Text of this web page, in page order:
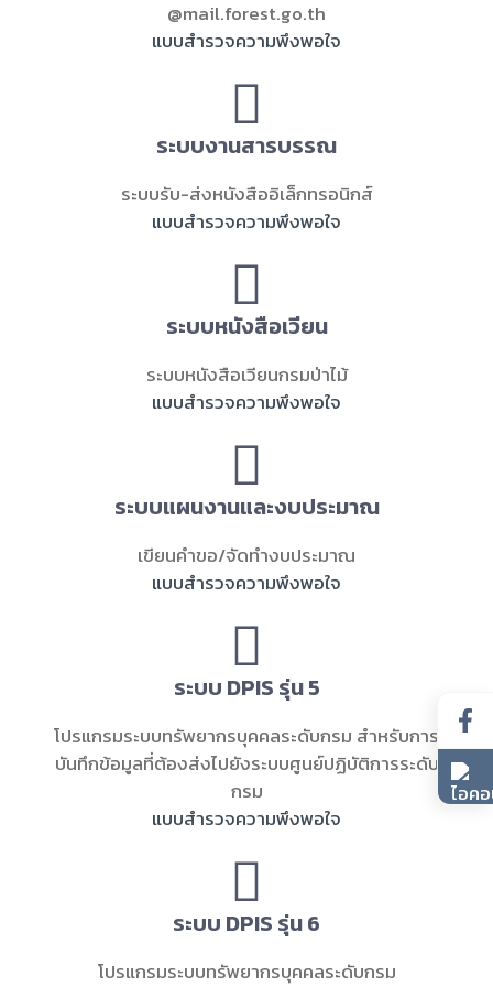
@mail.forest.go.th
แบบสำรวจความพึงพอใจ
ระบบงานสารบรรณ
ระบบรับ-ส่งหนังสืออิเล็กทรอนิกส์
แบบสำรวจความพึงพอใจ
ระบบหนังสือเวียน
ระบบหนังสือเวียนกรมป่าไม้
แบบสำรวจความพึงพอใจ
ระบบแผนงานและงบประมาณ
เขียนคำขอ/จัดทำงบประมาณ
แบบสำรวจความพึงพอใจ
ระบบ DPIS รุ่น 5
โปรแกรมระบบทรัพยากรบุคคลระดับกรม สำหรับการ
บันทึกข้อมูลที่ต้องส่งไปยังระบบศูนย์ปฏิบัติการระดับ
กรม
แบบสำรวจความพึงพอใจ
ระบบ DPIS รุ่น 6
โปรแกรมระบบทรัพยากรบุคคลระดับกรม